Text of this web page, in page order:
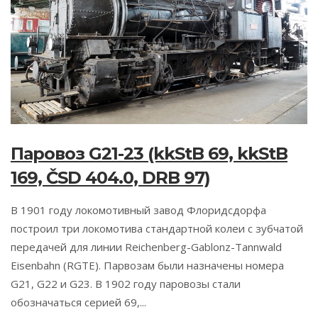
Паровоз G21-23 (kkStB 69, kkStB
169, ČSD 404.0, DRB 97)
В 1901 году локомотивный завод Флоридсдорфа
построил три локомотива стандартной колеи c зубчатой
передачей для ​​​​линии Reichenberg-Gablonz-Tannwald
Eisenbahn (RGTE). Парвозам были назначены номера
G21, G22 и G23. В 1902 году паровозы стали
обозначаться серией 69,...